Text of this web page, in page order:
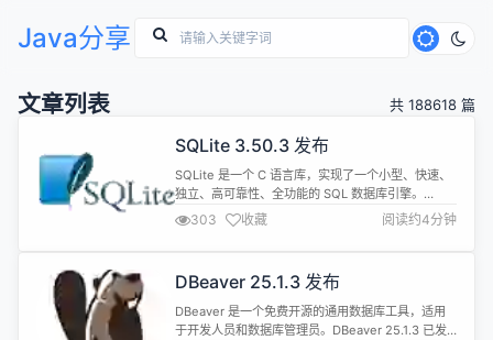
Java分享
文章列表 共 188618 篇
SQLite 3.50.3 发布
SQLite 是一个 C 语言库，实现了一个小型、快速、
独立、高可靠性、全功能的 SQL 数据库引擎。
SQLite 是世界上使用最多的数据库引擎。SQLite 的
源代码属于公共领域，每个人都可以免费使用，用于
任何目的。 SQLite 3.50.3 现已发布，更新内容如
塞锁的构建中为阻塞锁设...
303 收藏 阅读约4分钟
DBeaver 25.1.3 发布
DBeaver 是一个免费开源的通用数据库工具，适用
于开发人员和数据库管理员。DBeaver 25.1.3 已发